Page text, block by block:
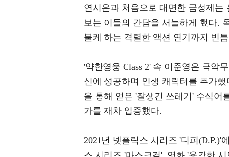
연시은과 처음으로 대면한 금성제는
보는 이들의 간담을 서늘하게 했다.
불케 하는 격렬한 액션 연기까지 빈
'약한영웅 Class 2' 속 이준영은 극악
신에 성공하며 인생 캐릭터를 추가
을 통해 얻은 '잘생긴 쓰레기' 수식어
가를 재차 입증했다.
2021년 넷플릭스 시리즈 '디피(D.P.)'